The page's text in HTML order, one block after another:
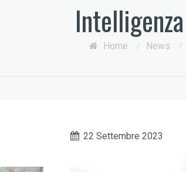
Home / News /
22 Settembre 2023